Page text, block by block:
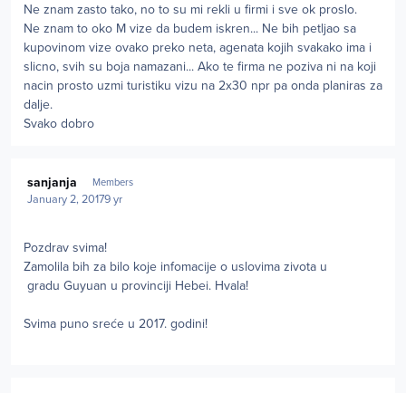
Ne znam zasto tako, no to su mi rekli u firmi i sve ok proslo.
Ne znam to oko M vize da budem iskren... Ne bih petljao sa
kupovinom vize ovako preko neta, agenata kojih svakako ima i
slicno, svih su boja namazani... Ako te firma ne poziva ni na koji
nacin prosto uzmi turistiku vizu na 2x30 npr pa onda planiras za
dalje.
Svako dobro
sanjanja Members
January 2, 20179 yr
Pozdrav svima!
Zamolila bih za bilo koje infomacije o uslovima zivota u
gradu Guyuan u provinciji Hebei. Hvala!
Svima puno sreće u 2017. godini!